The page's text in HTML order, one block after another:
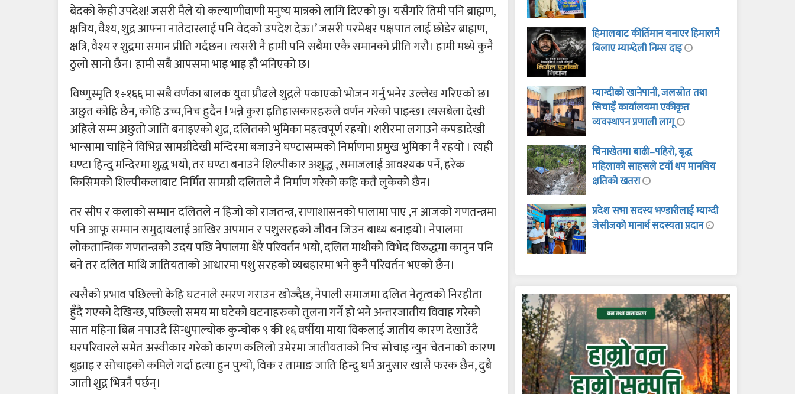
बेदको केही उपदेश! जसरी मैले यो कल्याणीवाणी मनुष्य मात्रको लागि दिएको छु। यसैगरि तिमी पनि ब्राह्मण,
क्षत्रिय, वैश्य, शुद्र आफ्ना नातेदारलाई पनि वेदको उपदेश देऊ।’ जसरी परमेश्वर पक्षपात लाई छोडेर ब्राह्मण,
क्षत्रि, वैश्य र शुद्रमा समान प्रीति गर्दछन। त्यसरी नै हामी पनि सबैमा एकै समानको प्रीति गरौ। हामी मध्ये कुनै
ठुलो सानो छैन। हामी सबै आपसमा भाइ भाइ हौ भनिएको छ।
विष्णुस्मृति १÷१६६ मा सबै वर्णका बालक युवा प्रौढले शुद्रले पकाएको भोजन गर्नु भनेर उल्लेख गरिएको छ।
अछुत कोहि छैन, कोहि उच्च,निच हुदैन ! भन्ने कुरा इतिहासकारहरुले वर्णन गरेको पाइन्छ। त्यसबेला देखी
अहिले सम्म अछुतो जाति बनाइएको शुद्र, दलितको भुमिका महत्त्वपूर्ण रहयो। शरीरमा लगाउने कपडादेखी
भान्सामा चाहिने विभिन्न सामग्रीदेखी मन्दिरमा बजाउने घण्टासम्मको निर्माणमा प्रमुख भुमिका नै रहयो । त्यही
घण्टा हिन्दु मन्दिरमा शुद्ध भयो, तर घण्टा बनाउने शिल्पीकार अशुद्ध , समाजलाई आवश्यक पर्ने, हरेक
किसिमको शिल्पीकलाबाट निर्मित सामग्री दलितले नै निर्माण गरेको कहि कतै लुकेको छैन।
तर सीप र कलाको सम्मान दलितले न हिजो को राजतन्त्र, राणाशासनको पालामा पाए ,न आजको गणतन्त्रमा
पनि आफू सम्मान समुदायलाई आखिर अपमान र पशुसरहको जीवन जिउन बाध्य बनाइयो। नेपालमा
लोकतान्त्रिक गणतन्त्रको उदय पछि नेपालमा धेरै परिवर्तन भयो, दलित माथीको विभेद विरुद्धमा कानुन पनि
बने तर दलित माथि जातियताको आधारमा पशु सरहको व्यबहारमा भने कुनै परिवर्तन भएको छैन।
त्यसैको प्रभाव पछिल्लो केहि घटनाले स्मरण गराउन खोज्दैछ, नेपाली समाजमा दलित नेतृत्वको निरहीता
हुँदै गएको देखिन्छ, पछिल्लो समय मा घटेको घटनाहरुको तुलना गर्ने हो भने अन्तरजातीय विवाह गरेको
सात महिना बित्न नपाउदै सिन्धुपाल्चोक कुन्चोक ९ की १६ वर्षीया माया विकलाई जातीय कारण देखाउँदै
घरपरिवारले समेत अस्वीकार गरेको कारण कलिलो उमेरमा जातीयताको निच सोचाइ न्युन चेतनाको कारण
बुझाइ र सोचाइको कमिले गर्दा हत्या हुन पुग्यो, विक र तामाङ जाति हिन्दु धर्म अनुसार खासै फरक छैन, दुबै
जाती शुद्र भित्रनै पर्छन्।
हिमालबाट कीर्तिमान बनाएर हिमालमै
बिलाए म्याग्देली निम्स दाइ
म्याग्दीको खानेपानी, जलस्रोत तथा
सिचाइँ कार्यालयमा एकीकृत
व्यवस्थापन प्रणाली लागू
चिनाखेतमा बाढी–पहिरो, बृद्ध
महिलाको साहसले टर्यो थप मानविय
क्षतिको खतरा
प्रदेश सभा सदस्य भण्डारीलाई म्याग्दी
जेसीजको मानार्थ सदस्यता प्रदान